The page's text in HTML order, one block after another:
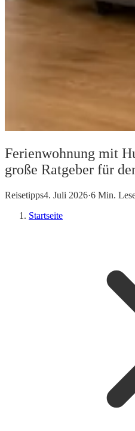
Ferienwohnung mit
große Ratgeber für
Reisetipps4. Juli 2026·6 Min.
Startseite